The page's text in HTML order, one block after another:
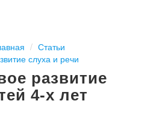
Статьи
слуха и речи
развитие
4-х лет